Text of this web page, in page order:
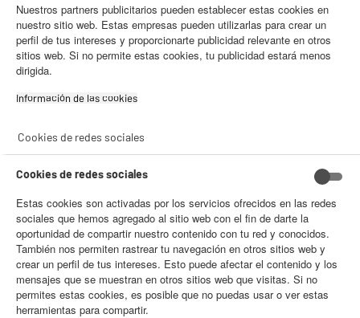
ASPIRADOR CON BOLSA
ASPIRADOR SIN BOLSA
Nuestros partners publicitarios pueden establecer estas cookies en
nuestro sitio web. Estas empresas pueden utilizarlas para crear un
perfil de tus intereses y proporcionarte publicidad relevante en otros
sitios web. Si no permite estas cookies, tu publicidad estará menos
dirigida.
Información de las cookies‎
Cookies de redes sociales
Cookies de redes sociales
Estas cookies son activadas por los servicios ofrecidos en las redes
sociales que hemos agregado al sitio web con el fin de darte la
oportunidad de compartir nuestro contenido con tu red y conocidos.
También nos permiten rastrear tu navegación en otros sitios web y
crear un perfil de tus intereses. Esto puede afectar el contenido y los
mensajes que se muestran en otros sitios web que visitas. Si no
permites estas cookies, es posible que no puedas usar o ver estas
herramientas para compartir.